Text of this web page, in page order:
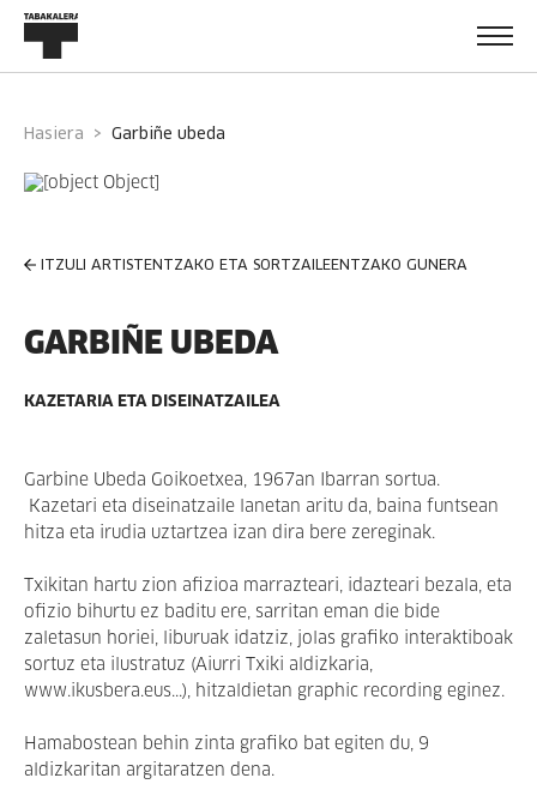
Hasiera garbiñe ubeda
ITZULI ARTISTENTZAKO ETA SORTZAILEENTZAKO GUNERA
GARBIÑE UBEDA
KAZETARIA ETA DISEINATZAILEA
Garbine Ubeda Goikoetxea, 1967an Ibarran sortua.
Kazetari eta diseinatzaile lanetan aritu da, baina funtsean
hitza eta irudia uztartzea izan dira bere zereginak.
Txikitan hartu zion afizioa marrazteari, idazteari bezala, eta
ofizio bihurtu ez baditu ere, sarritan eman die bide
zaletasun horiei, liburuak idatziz, jolas grafiko interaktiboak
sortuz eta ilustratuz (Aiurri Txiki aldizkaria,
www.ikusbera.eus...), hitzaldietan graphic recording eginez.
Hamabostean behin zinta grafiko bat egiten du, 9
aldizkaritan argitaratzen dena.